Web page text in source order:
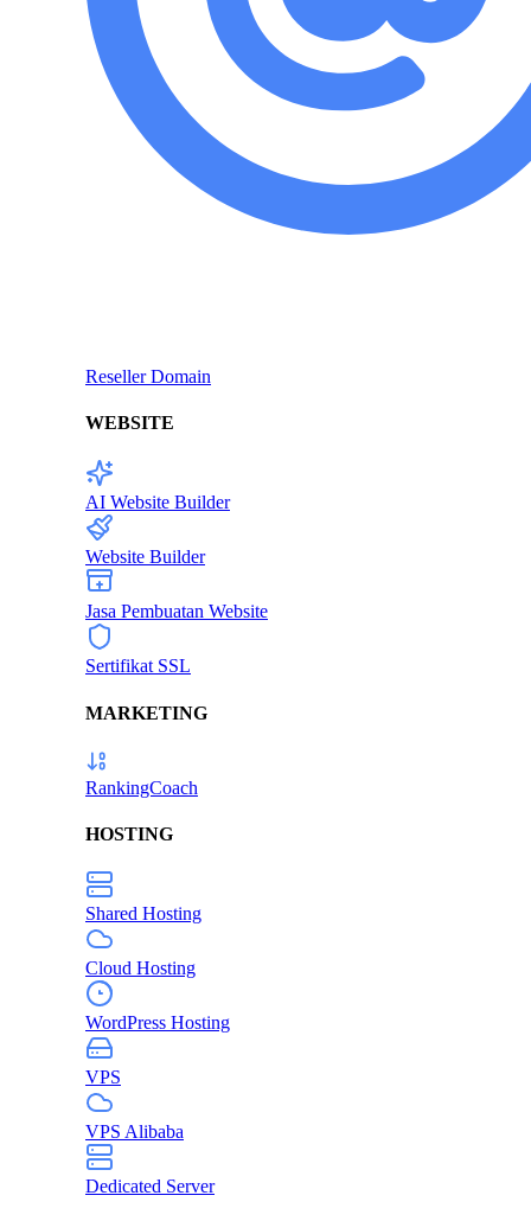
Reseller Domain
WEBSITE
AI Website Builder
Website Builder
Jasa Pembuatan Website
Sertifikat SSL
MARKETING
RankingCoach
HOSTING
Shared Hosting
Cloud Hosting
WordPress Hosting
VPS
VPS Alibaba
Dedicated Server